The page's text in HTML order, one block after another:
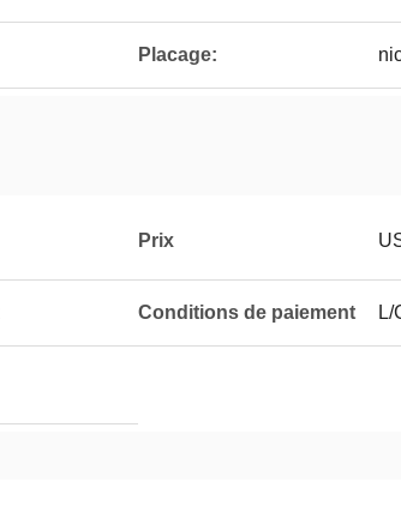
Placage:
Prix
Conditions de paiement L/